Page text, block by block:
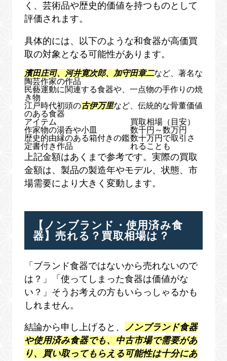
く、芸術品や歴史的価値を持つものとして
評価されます。
具体的には、以下のような和食器が高価買
取の対象となる可能性があります。
濱田庄司、河井寛次郎、加守田章二など、著名な
陶芸作家の作品
民藝運動に関連する食器や、一点物の手作りの焼
き物
江戸時代初頭の古伊万里など、伝統的な骨董価値
のある食器
アイテム
買取相場（目安）
作家物の湯呑や小皿
数千円～数万円
歴史的由縁のある箱付きの鑑
定書付き作品
数十万円で取引さ
れることも
上記金額はあくまで参考です。実際の買取
金額は、製品の製造年やモデル、状態、市
場需要により大きく変動します。
【ノンブランド・使用済み食
器】売れる？買取相場は？
「ブランド食器ではないから売れないので
は？」「使ってしまった食器は価値がな
い？」そうお考えの方もいらっしゃるかも
しれません。
結論から申し上げると、 ノンブランド食器
や使用済み食器でも、中古市場で需要があ
り、買い取ってもらえる可能性は十分にあ